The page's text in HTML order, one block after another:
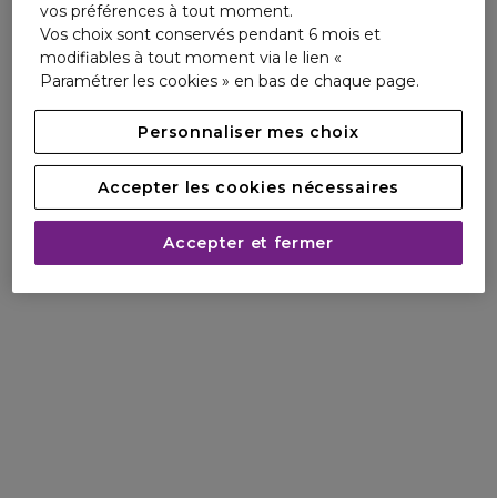
vos préférences à tout moment.
Vos choix sont conservés pendant 6 mois et
modifiables à tout moment via le lien «
Paramétrer les cookies » en bas de chaque page.
Personnaliser mes choix
Accepter les cookies nécessaires
Accepter et fermer